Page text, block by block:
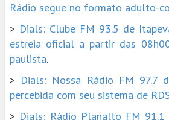
Rádio segue no formato adulto-
> Dials: Clube FM 93.5 de
estreia oficial a partir das
paulista.
> Dials: Nossa Rádio FM 97.7
percebida com seu sistema de
> Dials: Rádio Planalto FM